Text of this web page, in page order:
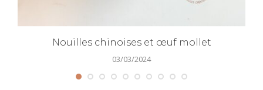
Nouilles chinoises et œuf mollet
03/03/2024